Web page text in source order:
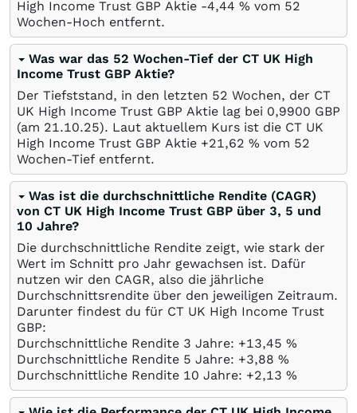
High Income Trust GBP Aktie -4,44 % vom 52
Wochen-Hoch entfernt.
Was war das 52 Wochen-Tief der CT UK High
Income Trust GBP Aktie?
Der Tiefststand, in den letzten 52 Wochen, der CT
UK High Income Trust GBP Aktie lag bei 0,9900 GBP
(am 21.10.25). Laut aktuellem Kurs ist die CT UK
High Income Trust GBP Aktie +21,62 % vom 52
Wochen-Tief entfernt.
Was ist die durchschnittliche Rendite (CAGR)
von CT UK High Income Trust GBP über 3, 5 und
10 Jahre?
Die durchschnittliche Rendite zeigt, wie stark der
Wert im Schnitt pro Jahr gewachsen ist. Dafür
nutzen wir den CAGR, also die jährliche
Durchschnittsrendite über den jeweiligen Zeitraum.
Darunter findest du für CT UK High Income Trust
GBP:
Durchschnittliche Rendite 3 Jahre: +13,45 %
Durchschnittliche Rendite 5 Jahre: +3,88 %
Durchschnittliche Rendite 10 Jahre: +2,13 %